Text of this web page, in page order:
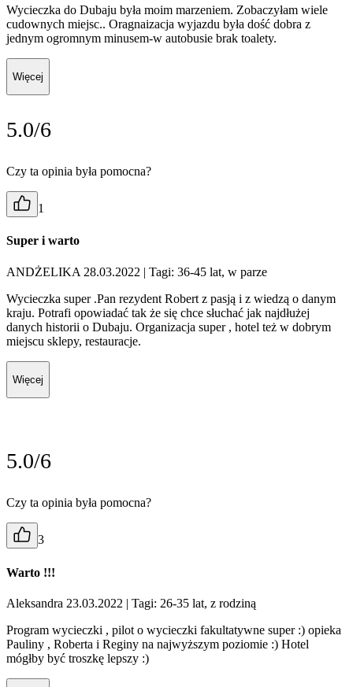
Wycieczka do Dubaju była moim marzeniem. Zobaczyłam wiele
cudownych miejsc.. Oragnaizacja wyjazdu była dość dobra z
jednym ogromnym minusem-w autobusie brak toalety.
Więcej
5.0/6
Czy ta opinia była pomocna?
1
Super i warto
ANDŻELIKA 28.03.2022 | Tagi: 36-45 lat, w parze
Wycieczka super .Pan rezydent Robert z pasją i z wiedzą o danym
kraju. Potrafi opowiadać tak że się chce słuchać jak najdłużej
danych historii o Dubaju. Organizacja super , hotel też w dobrym
miejscu sklepy, restauracje.
Więcej
5.0/6
Czy ta opinia była pomocna?
3
Warto !!!
Aleksandra 23.03.2022 | Tagi: 26-35 lat, z rodziną
Program wycieczki , pilot o wycieczki fakultatywne super :) opieka
Pauliny , Roberta i Reginy na najwyższym poziomie :) Hotel
mógłby być troszkę lepszy :)